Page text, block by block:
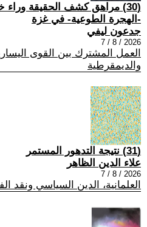
(30) مراهق كشف الحقيقة وراء
-الهجرة الطوعية- في غزة
جدعون ليفي
2026 / 8 / 7
العمل المشترك بين القوى
والديمقرطية
(31) نتيجة التدهور المستمر
علاء الدين الظاهر
2026 / 8 / 7
العلمانية، الدين السياسي ونقد